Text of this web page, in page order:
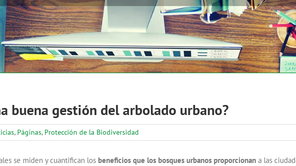
buena gestión del arbolado urbano?
, Páginas, Protección de la Biodiversidad
se miden y cuantifican los beneficios que los bosques urbanos proporcionan a las